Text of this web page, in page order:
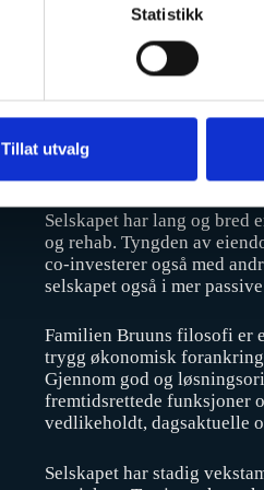
Statistikk
Tillat utvalg
Bruun Eiendom er et
næringseiendom for
selskapet en industriell
eiendomsporteføljen med
responstid, ettersom
Selskapet har lang og bred
og rehab. Tyngden av
co-investerer også med
selskapet også i mer
Familien Bruuns filosofi er
trygg økonomisk
Gjennom god og
fremtidsrettede funksjoner
vedlikeholdt, dagsaktuelle
Selskapet har stadig